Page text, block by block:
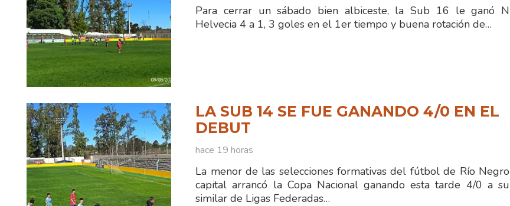
Para cerrar un sábado bien albiceste, la Sub 16 le ganó N
Helvecia 4 a 1, 3 goles en el 1er tiempo y buena rotación de…
LA SUB 14 SE FUE GANANDO 4/0 EN EL
DEBUT
hace 19 horas
La menor de las selecciones formativas del fútbol de Río Negro
capital arrancó la Copa Nacional ganando esta tarde 4/0 a su
similar de Ligas Federadas…